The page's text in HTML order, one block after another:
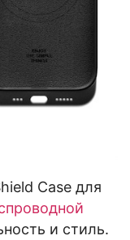
Case для
и стиль.